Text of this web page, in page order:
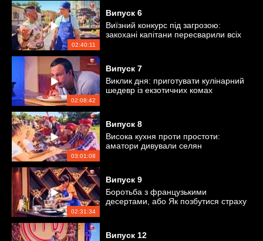
02:40:11
Випуск 6
Виїзний конкурс під загрозою:
закохані капітани пересварили всіх
02:08:42
Випуск 7
Виклик дня: приготувати кулінарний
шедевр із екзотичних комах
03:01:08
Випуск 8
Висока кухня проти простоти:
аматори дивували селян
02:31:34
Випуск 9
Боротьба з французькими
десертами, або Як позбутися страху
Випуск 12